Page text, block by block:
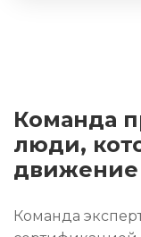
Команда
люди,
движение
Команда